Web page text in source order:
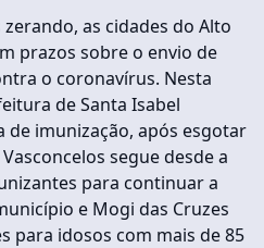
as cidades do Alto
prazos sobre o envio de
o coronavírus. Nesta
de Santa Isabel
imunização, após esgotar
segue desde a
para continuar a
e Mogi das Cruzes
para idosos com mais de 85